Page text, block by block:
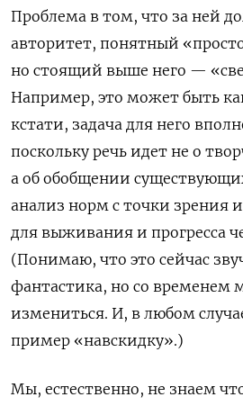
Проблема в том, что за ней
авторитет, понятный
но стоящий выше него —
Например, это может быть
кстати, задача для него
поскольку речь идет не о
а об обобщении
анализ норм с точки зрения
для выживания и прогресса
(Понимаю, что это сейчас
фантастика, но со временем
измениться. И, в любом
пример «навскидку».)
Мы, естественно, не знаем